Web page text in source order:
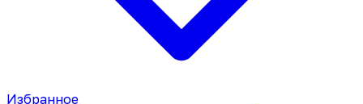
Избранное